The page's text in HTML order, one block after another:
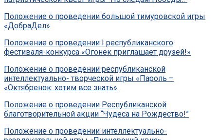
Положение о проведении большой тимуровской игры
«ДобраДел»
Положение о проведении І республиканского
фестиваля-конкурса «Огонек приглашает друзей!»
Положение о проведении республиканской
интеллектуально- творческой игры «Пароль –
«Октябренок: хотим все знать»
Положение о проведении Республиканской
благотворительной акции “Чудеса на Рождество!”
Положение о проведении интеллектуально-